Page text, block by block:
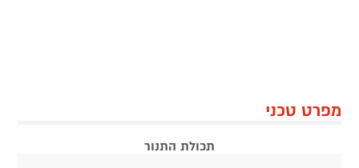
מפרט טכני
תכולת התנור